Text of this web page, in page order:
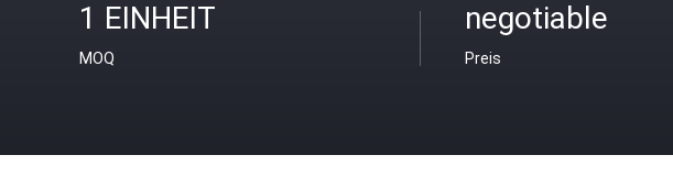
1 EINHEIT
MOQ
negotiable
Preis